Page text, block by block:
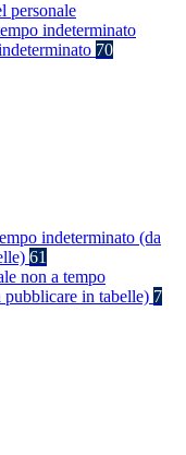
personale
indeterminato
70
indeterminato (da
61
non a tempo
pubblicare in tabelle) 7